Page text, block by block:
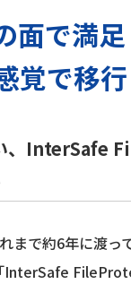
面で満足
覚で移行
InterSafe
まで約6年に渡っ